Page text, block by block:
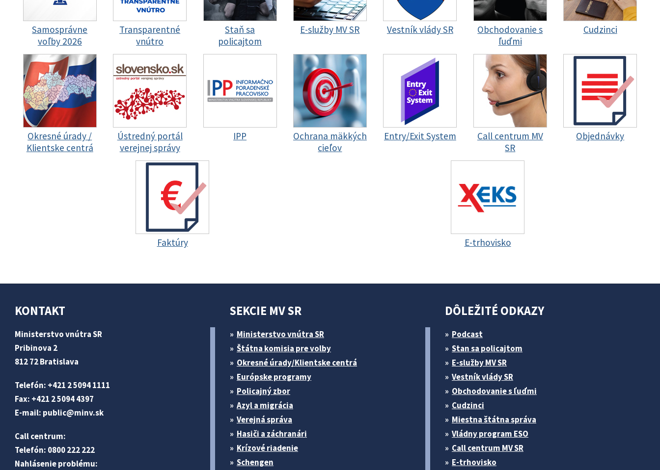
Samosprávne
voľby 2026
Transparentné
vnútro
Staň sa
policajtom
E-služby MV SR Vestník vlády SR
Obchodovanie s
ľuďmi
Cudzinci
Okresné úrady /
Klientske centrá
Ústredný portál
verejnej správy
IPP
Ochrana mäkkých
cieľov
Entry/Exit System
Call centrum MV
SR
Objednávky
Faktúry E-trhovisko
KONTAKT
Ministerstvo vnútra SR
Pribinova 2
812 72 Bratislava
Telefón: +421 2 5094 1111
Fax: +421 2 5094 4397
E-mail: public@minv.sk
Call centrum:
Telefón: 0800 222 222
Nahlásenie problému:
SEKCIE MV SR
Ministerstvo vnútra SR
Štátna komisia pre volby
Okresné úrady/Klientske centrá
Európske programy
Policajný zbor
Azyl a migrácia
Verejná správa
Hasiči a záchranári
Krízové riadenie
Schengen
DÔLEŽITÉ ODKAZY
Podcast
Stan sa policajtom
E-služby MV SR
Vestník vlády SR
Obchodovanie s ľuďmi
Cudzinci
Miestna štátna správa
Vládny program ESO
Call centrum MV SR
E-trhovisko